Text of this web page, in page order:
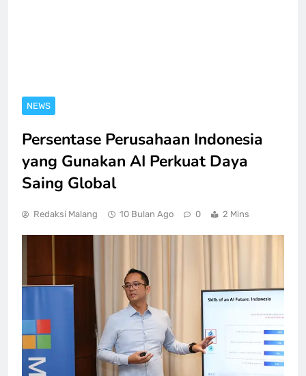
NEWS
Persentase Perusahaan Indonesia
yang Gunakan AI Perkuat Daya
Saing Global
Redaksi Malang 10 Bulan Ago 0 2 Mins